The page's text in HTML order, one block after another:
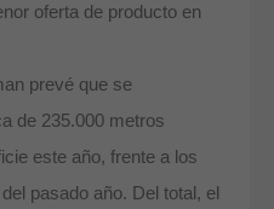
oferta de producto en
prevé que se
de 235.000 metros
este año, frente a los
pasado año. Del total, el